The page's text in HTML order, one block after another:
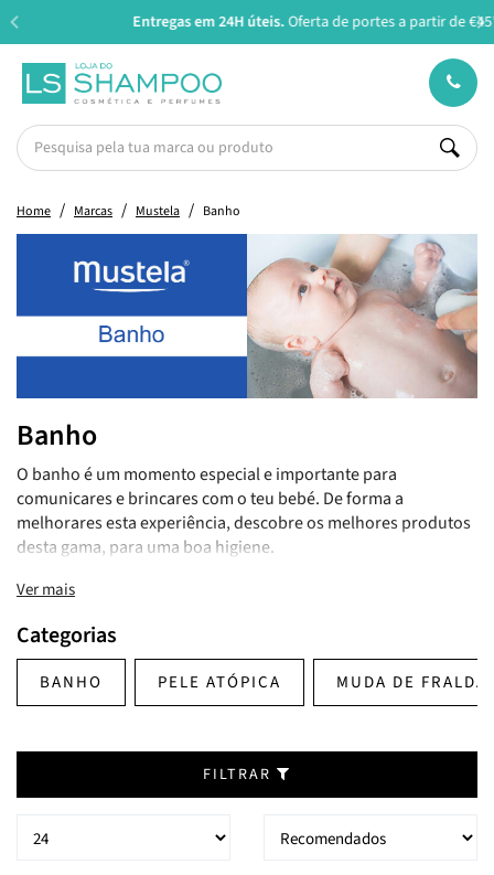
Entregas em 24H úteis.Oferta de portes a partir de €45*
Home Marcas Mustela Banho
Banho
O banho é um momento especial e importante para
comunicares e brincares com o teu bebé. De forma a
melhorares esta experiência, descobre os melhores produtos
desta gama, para uma boa higiene.
Ver mais
Categorias
BANHO PELE ATÓPICA MUDA DE FRALDA
FILTRAR